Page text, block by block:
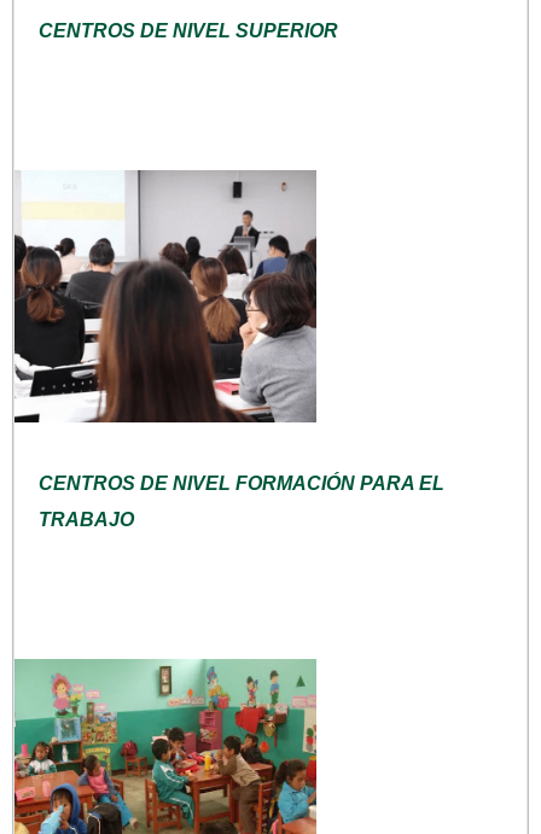
CENTROS DE NIVEL SUPERIOR
CENTROS DE NIVEL FORMACIÓN PARA EL
TRABAJO